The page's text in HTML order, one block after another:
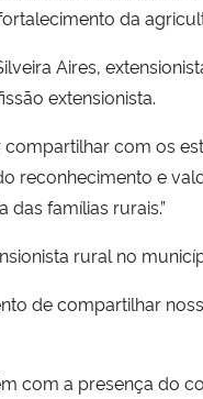
da
Aires,
extensionista.
compartilhar com os
reconhecimento e
das famílias rurais.”
rural no
de compartilhar
com a presença do